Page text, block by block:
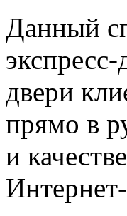
Данный
двери
прямо в
и